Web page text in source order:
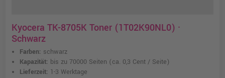
Kyocera TK-8705K Toner (1T02K90NL0) ·
Schwarz
Farben: schwarz
Kapazität: bis zu 70000 Seiten (ca. 0,3 Cent / Seite)
Lieferzeit: 1-3 Werktage